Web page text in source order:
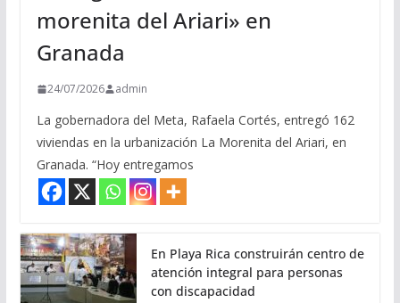
morenita del Ariari» en
Granada
24/07/2026 admin
La gobernadora del Meta, Rafaela Cortés, entregó 162
viviendas en la urbanización La Morenita del Ariari, en
Granada. “Hoy entregamos
En Playa Rica construirán centro de
atención integral para personas
con discapacidad